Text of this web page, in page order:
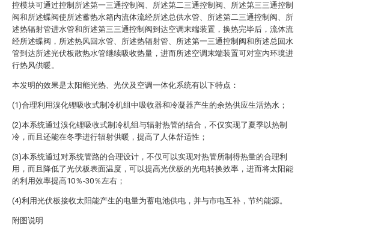
控模块可通过控制所述第一三通控制阀、所述第二三通控制阀、所述第三三通控制
阀和所述蝶阀使所述蓄热水箱内流体流经所述总供水管、所述第二三通控制阀、所
述热辐射管进水管和所述第三三通控制阀到达空调末端装置，换热完毕后，流体流
经所述蝶阀，所述热风回水管、所述热辐射管、所述第一三通控制阀和所述总回水
管到达所述光伏板散热水管继续吸收热量，进而所述空调末端装置可对室内环境进
行热风供暖。
本发明的效果是太阳能光热、光伏及空调一体化系统有以下特点：
(1)合理利用溴化锂吸收式制冷机组中吸收器和冷凝器产生的余热供应生活热水；
(2)本系统通过溴化锂吸收式制冷机组与辐射热管的结合，不仅实现了夏季以热制
冷，而且还能在冬季进行辐射供暖，提高了人体舒适性；
(3)本系统通过对系统管路的合理设计，不仅可以实现对热管所制得热量的合理利
用，而且降低了光伏板表面温度，可以提高光伏板的光电转换效率，进而将太阳能
的利用效率提高10％-30％左右；
(4)利用光伏板接收太阳能产生的电量为蓄电池供电，并与市电互补，节约能源。
附图说明